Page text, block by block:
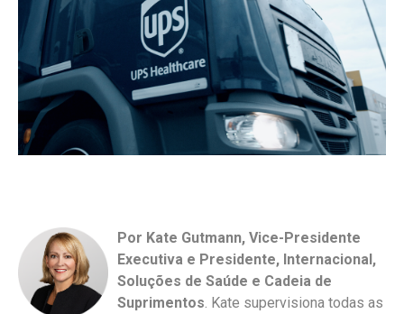
Por Kate Gutmann, Vice-Presidente
Executiva e Presidente, Internacional,
Soluções de Saúde e Cadeia de
Suprimentos. Kate supervisiona todas as